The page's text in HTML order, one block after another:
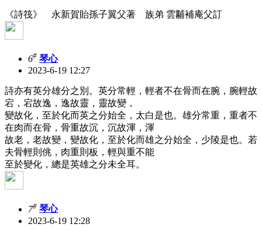
《詩筏》 永新賀貽孫子翼父著 族弟 雲黼補庵父訂
6# 琴心
2023-6-19 12:27
詩亦有英分雄分之別。英分常輕，輕者不在骨而在腕，腕輕故
宕，宕故逸，逸故靈，靈故變，
變故化，至於化而英之分始全，太白是也。雄分常重，重者不
在肉而在骨，骨重故沉，沉故渾，渾
故老，老故變，變故化，至於化而雄之分始全，少陵是也。若
夫骨輕則佻，肉重則板，輕與重不能
至於變化，總是英雄之分未全耳。
7# 琴心
2023-6-19 12:28